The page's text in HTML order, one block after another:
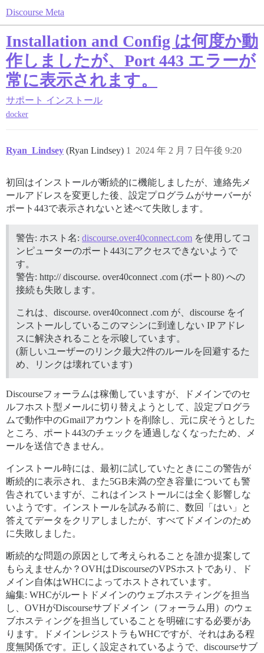
Discourse Meta
Installation and Config は何度か動
作しましたが、Port 443 エラーが
常に表示されます。
サポート インストール
docker
Ryan_Lindsey (Ryan Lindsey) 2024 年 2 月 7 日午後 9:20
1
初回はインストールが断続的に機能しましたが、連絡先メ
ールアドレスを変更した後、設定プログラムがサーバーが
ポート443で表示されないと述べて失敗します。
警告: ホスト名: discourse.over40connect.com を使用してコ
ンピューターのポート443にアクセスできないようで
す。
警告: http:// discourse. over40connect .com (ポート80) への
接続も失敗します。
これは、discourse. over40connect .com が、discourse をイ
ンストールしているこのマシンに到達しない IP アドレ
スに解決されることを示唆しています。
(新しいユーザーのリンク最大2件のルールを回避するた
め、リンクは壊れています)
Discourseフォーラムは稼働していますが、ドメインでのセ
ルフホスト型メールに切り替えようとして、設定プログラ
ムで動作中のGmailアカウントを削除し、元に戻そうとした
ところ、ポート443のチェックを通過しなくなったため、メ
ールを送信できません。
インストール時には、最初に試していたときにこの警告が
断続的に表示され、また5GB未満の空き容量についても警
告されていますが、これはインストールには全く影響しな
いようです。インストールを試みる前に、数回「はい」と
答えてデータをクリアしましたが、すべてドメインのため
に失敗しました。
断続的な問題の原因として考えられることを誰か提案して
もらえませんか？OVHはDiscourseのVPSホストであり、ド
メイン自体はWHCによってホストされています。
編集: WHCがルートドメインのウェブホスティングを担当
し、OVHがDiscourseサブドメイン（フォーラム用）のウェ
ブホスティングを担当していることを明確にする必要があ
ります。ドメインレジストラもWHCですが、それはある程
度無関係です。正しく設定されているようで、discourseサブ